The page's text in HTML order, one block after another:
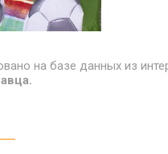
на базе данных из